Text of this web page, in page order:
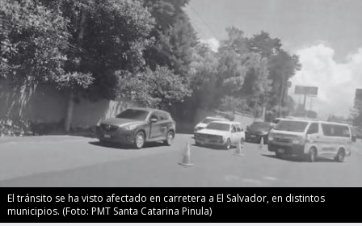
El tránsito se ha visto afectado en carretera a El Salvador, en distintos
municipios. (Foto: PMT Santa Catarina Pinula)